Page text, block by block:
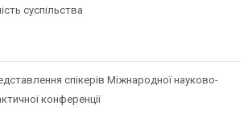
суспільства
спікерів Міжнародної науково-
конференції